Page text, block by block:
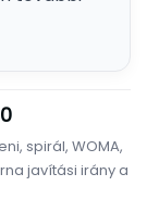
spirál, WOMA,
javítási irány a